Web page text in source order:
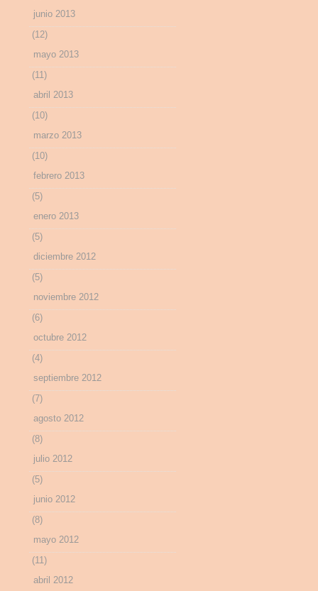
junio 2013
(12)
mayo 2013
(11)
abril 2013
(10)
marzo 2013
(10)
febrero 2013
(5)
enero 2013
(5)
diciembre 2012
(5)
noviembre 2012
(6)
octubre 2012
(4)
septiembre 2012
(7)
agosto 2012
(8)
julio 2012
(5)
junio 2012
(8)
mayo 2012
(11)
abril 2012